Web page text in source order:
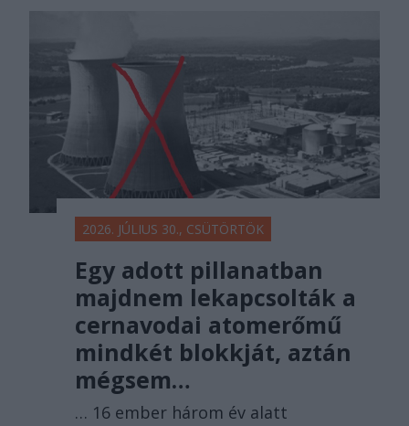
2026. JÚLIUS 30., CSÜTÖRTÖK
Egy adott pillanatban
majdnem lekapcsolták a
cernavodai atomerőmű
mindkét blokkját, aztán
mégsem…
… 16 ember három év alatt